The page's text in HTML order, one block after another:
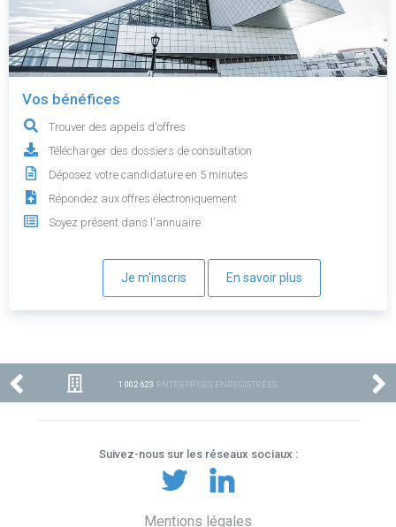
Vos bénéfices
Trouver des appels d'offres
Télécharger des dossiers de consultation
Déposez votre candidature en 5 minutes
Répondez aux offres électroniquement
Soyez présent dans l'annuaire
Je m'inscris En savoir plus
1 002 623 ENTREPRISES ENREGISTRÉES
Suivez-nous sur les réseaux sociaux :
Mentions légales